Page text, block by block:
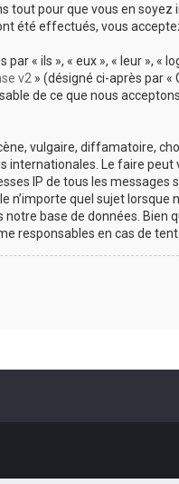
tout pour que vous en
été effectués, vous
« ils », « eux », « leur », «
v2 » (désigné ci-après par «
de ce que nous
vulgaire, diffamatoire,
internationales. Le faire
IP de tous les
n’importe quel sujet
base de données.
responsables en cas de